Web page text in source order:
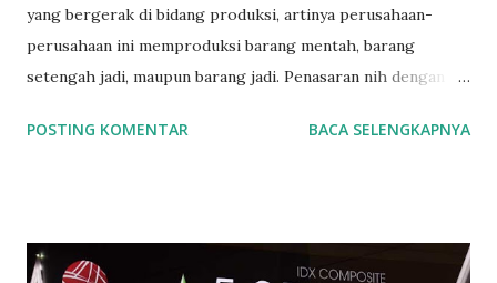
yang bergerak di bidang produksi, artinya perusahaan-
perusahaan ini memproduksi barang mentah, barang
setengah jadi, maupun barang jadi. Penasaran nih dengan
Indonesia, yuk kita lihat pembagiannya. Bursa Efek
bahas satu per satu ya. mulai dari Sektor Industri Dasar dan
POSTING KOMENTAR BACA SELENGKAPNYA